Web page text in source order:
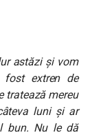
astăzi și vom
fost extren de
tratează mereu
luni și ar
bun. Nu le dă